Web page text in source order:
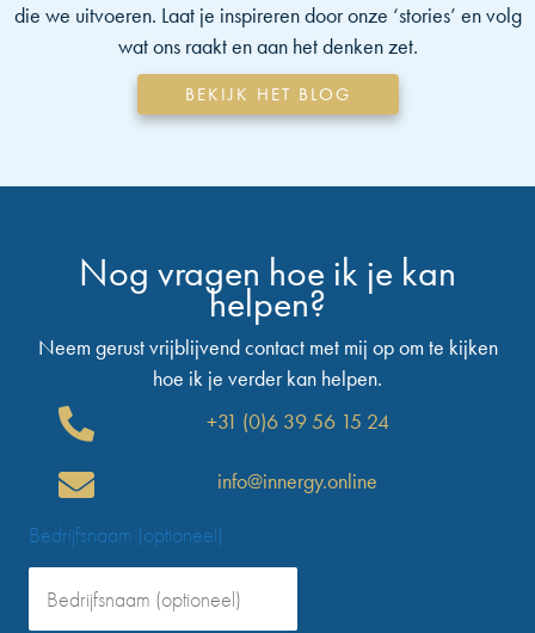
die we uitvoeren. Laat je inspireren door onze ‘stories’ en volg
wat ons raakt en aan het denken zet.
BEKIJK HET BLOG
Nog vragen hoe ik je kan
helpen?
Neem gerust vrijblijvend contact met mij op om te kijken
hoe ik je verder kan helpen.
+31 (0)6 39 56 15 24
info@innergy.online
Bedrijfsnaam (optioneel)